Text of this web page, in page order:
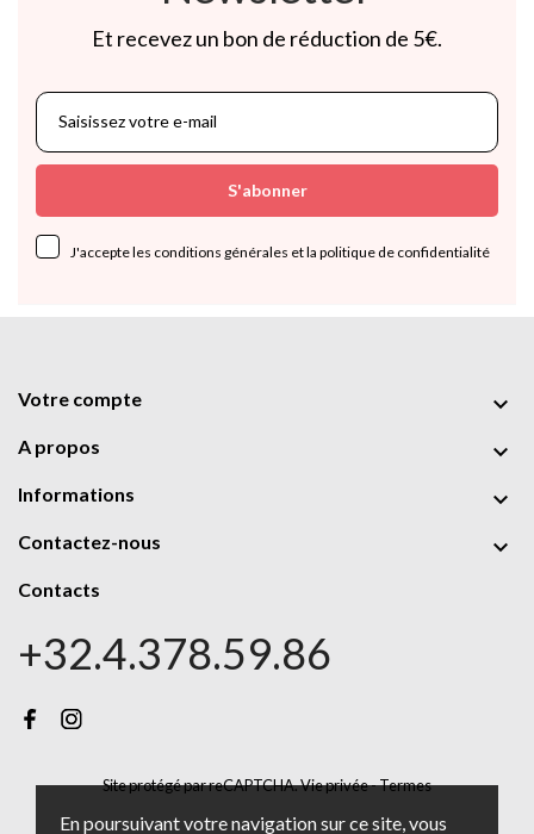
En poursuivant votre navigation sur ce site, vous
Et recevez un bon de réduction de 5€.
S'abonner
J'accepte les conditions générales et la politique de confidentialité
Votre compte 
A propos 
Informations 
Contactez-nous 
Contacts
+32.4.378.59.86
Site protégé par reCAPTCHA.Vie privée-Termes